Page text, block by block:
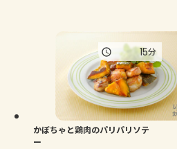
トーク
よくあるお問い合わせ
お買い物
かぼちゃと鶏肉のパリパリソテ
ー
15分